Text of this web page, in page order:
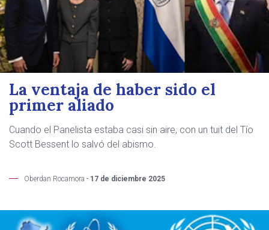
La ventaja de haber sido el
primer aliado
Cuando el Panelista estaba casi sin aire, con un tuit del Tío
Scott Bessent lo salvó del abismo.
Oberdan Rocamora - 17 de diciembre 2025